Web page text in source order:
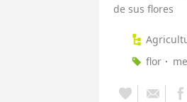
de sus flores
flor